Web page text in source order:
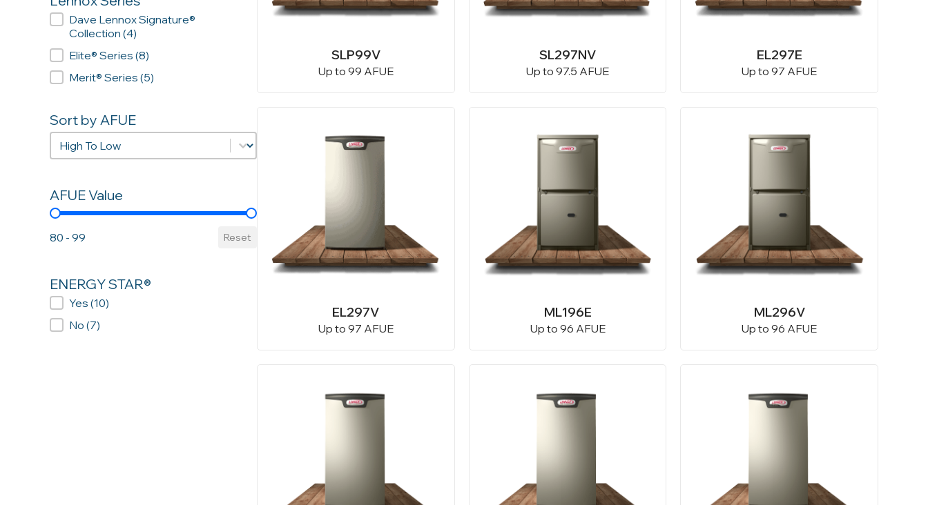
Lennox Series
Dave Lennox Signature®
Collection (4)
Elite® Series (8)
Merit® Series (5)
Sort by AFUE
Sort by AFUE
Sort by AFUE
AFUE Value
AFUE Value
80 - 99 Reset
ENERGY STAR®
ENERGY STAR®
Yes (10)
No (7)
SLP99V
Up to 99 AFUE
SL297NV
Up to 97.5 AFUE
EL297E
Up to 97 AFUE
EL297V
Up to 97 AFUE
ML196E
Up to 96 AFUE
ML296V
Up to 96 AFUE